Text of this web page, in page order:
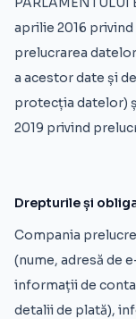
aprilie 2016
prelucrarea
a acestor date și
protecția datelor)
2019 privind
Drepturile și
Compania
(nume, adresă de
informații de
detalii de plată),